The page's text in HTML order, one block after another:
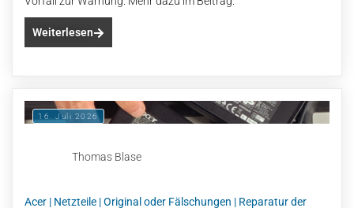
Weiterlesen
Woche